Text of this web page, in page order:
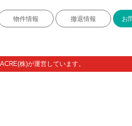
物件情報 撤退情報 お
株)が運営しています。